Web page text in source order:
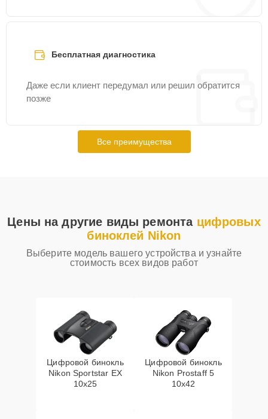
Бесплатная диагностика
Даже если клиент передумал или решил обратится
позже
Все преимущества
Цены на другие виды ремонта цифровых
биноклей Nikon
Выберите модель вашего устройства и узнайте
стоимость всех видов работ
Цифровой бинокль
Nikon Sportstar EX
10x25
Цифровой бинокль
Nikon Prostaff 5
10x42